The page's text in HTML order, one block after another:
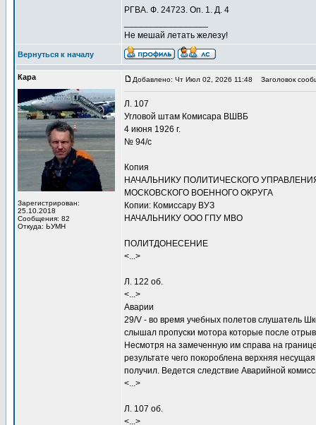
РГВА. Ф. 24723. Оп. 1. Д. 4
Не мешай летать железу!
Вернуться к началу
Кара
Зарегистрирован:
25.10.2018
Сообщения: 82
Откуда: ЬУМН
Добавлено: Чт Июл 02, 2026 11:48 Заголовок
Л. 107
Угловой штам Комисара ВШВБ
4 июня 1926 г.
№ 94/с
Копия
НАЧАЛЬНИКУ ПОЛИТИЧЕСКОГО
МОСКОВСКОГО ВОЕННОГО ОКРУГА
Копии: Комиссару ВУЗ
НАЧАЛЬНИКУ ООО ГПУ МВО
ПОЛИТДОНЕСЕНИЕ
<...>
Л. 122 об.
<...>
Аварии
29/V - во время учебных полетов
слышал пропуски мотора которые после
Несмотря на замеченную им справа на
результате чего покороблена верхняя
получил. Ведется следствие Аварийной
<...>
Л. 107 об.
<...>